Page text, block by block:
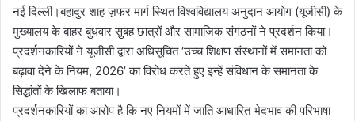
नई दिल्ली।बहादुर शाह ज़फर मार्ग स्थित विश्वविद्यालय अनुदान आयोग (यूजीसी) के
मुख्यालय के बाहर बुधवार सुबह छात्रों और सामाजिक संगठनों ने प्रदर्शन किया।
प्रदर्शनकारियों ने यूजीसी द्वारा अधिसूचित ‘उच्च शिक्षण संस्थानों में समानता को
बढ़ावा देने के नियम, 2026’ का विरोध करते हुए इन्हें संविधान के समानता के
सिद्धांतों के खिलाफ बताया।
प्रदर्शनकारियों का आरोप है कि नए नियमों में जाति आधारित भेदभाव की परिभाषा